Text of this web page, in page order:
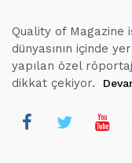
Quality of Magazine
dünyasının içinde
yapılan özel
dikkat çekiyor.